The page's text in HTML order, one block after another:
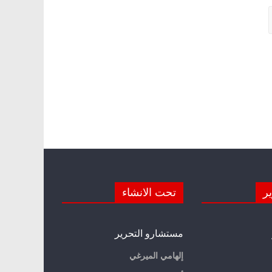
تحت الانشاء
مستشارو التحرير
إلهامي الميرغي